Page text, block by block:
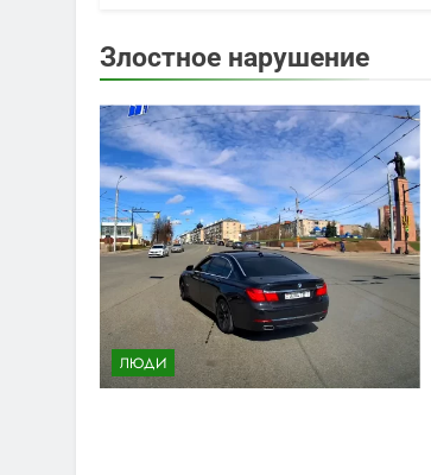
Злостное нарушение
ЛЮДИ